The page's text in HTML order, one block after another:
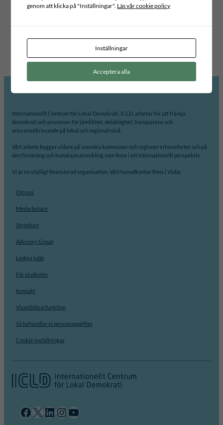
POLICY BRIEFS
Projektområde
3 – GOD HÄLSA OCH VÄLBEFINNANDE
Internationellt Centrum för Lokal Demokrati, ICLD, arbetar för att främja
demokrati och processer för jämlikhet, delaktighet, transparens och
ansvarsutkrävande på lokal och regional nivå.
Vårt arbete bygger vidare på svenska kommuner och regioner erfarenheter och på
den forskning och kunskapsutveckling som finns i ett internationellt perspektiv.
Vi är en statligt finansierad organisation. Vårt huvudkontor finns i Visby.
Om oss
Medarbetare
Styrelsen
Advisory Group
Lediga jobb
För studenter
Kontakt
Visselblåsarfunktion
Så behandlar vi personuppgifter
Cookie inställningar
Facebook X LinkedIn InstagramYouTube
genom att klicka på "Inställningar". Läs vår cookie policy
Inställningar
Acceptera alla